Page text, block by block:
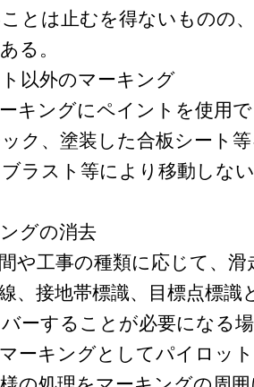
とは止むを得ないものの
る。
ト以外のマーキング
キングにペイントを使用
ク、塗装した合板シート
ラスト等により移動しな
グの消去
や工事の種類に応じて、滑
、接地帯標識、目標点標
ーすることが必要になる
ーキングとしてパイロッ